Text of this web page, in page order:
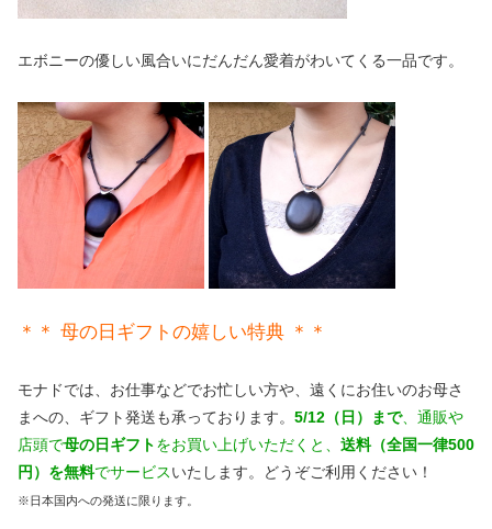
エボニーの優しい風合いにだんだん愛着がわいてくる一品です。
＊＊ 母の日ギフトの嬉しい特典 ＊＊
モナドでは、お仕事などでお忙しい方や、遠くにお住いのお母さ
まへの、ギフト発送も承っております。 5/12（日）まで、通販や
店頭で母の日ギフトをお買い上げいただくと、 送料（全国一律500
円）を無料でサービスいたします。どうぞご利用ください！
※日本国内への発送に限ります。